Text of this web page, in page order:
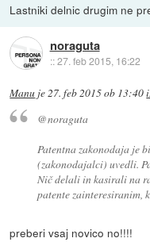
Lastniki delnic drugim ne
noraguta
::27. feb 2015, 16:22
Manu je27. feb 2015 ob 13:40
@noraguta
Patentna zakonodaja je
(zakonodajalci) uvedli.
Nič delali in kasirali na
patente zainteresiranim,
preberi vsaj novico no!!!!